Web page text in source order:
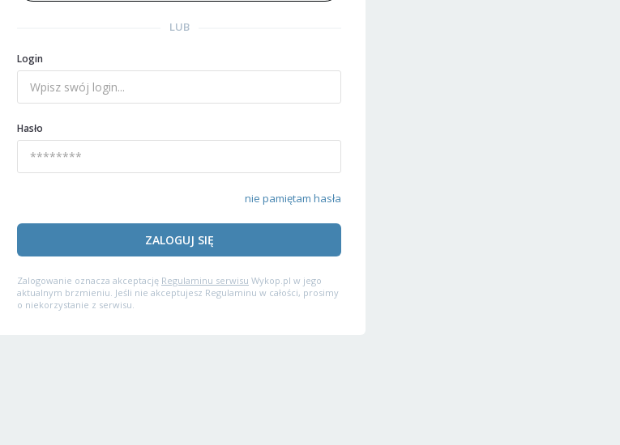
LUB
Login
Hasło
nie pamiętam hasła
ZALOGUJ SIĘ
Zalogowanie oznacza akceptację Regulaminu serwisu Wykop.pl w jego
aktualnym brzmieniu. Jeśli nie akceptujesz Regulaminu w całości, prosimy
o niekorzystanie z serwisu.